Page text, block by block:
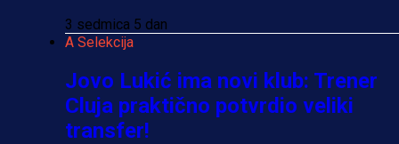
3 sedmica 5 dan
A Selekcija
Jovo Lukić ima novi klub: Trener
Cluja praktično potvrdio veliki
transfer!